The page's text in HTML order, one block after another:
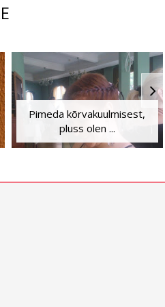
Pimeda kõrvakuulmisest,
pluss olen ...